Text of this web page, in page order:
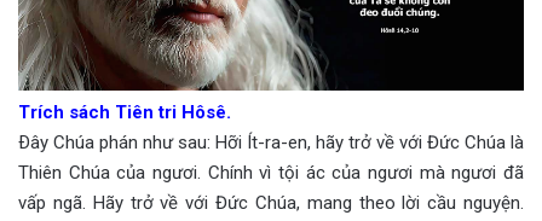
Trích sách Tiên tri Hôsê.
Ðây Chúa phán như sau: Hỡi Ít-ra-en, hãy trở về với Đức Chúa là
Thiên Chúa của ngươi. Chính vì tội ác của ngươi mà ngươi đã
vấp ngã. Hãy trở về với Đức Chúa, mang theo lời cầu nguyện.